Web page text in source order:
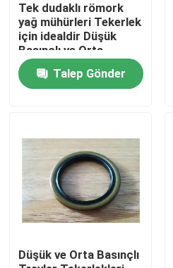
Ürün:% s
Hakkımızda
Fabrika turu
Tek dudaklı römork
yağ mühürleri Tekerlek
için idealdir Düşük
Basınçlı ve Orta
Basınçlı Uygulamalar
Dayanıklı ve Uzun
Süren Çözüm
Talep Gönder
Düşük ve Orta Basınçlı